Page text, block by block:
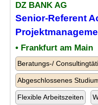
DZ BANK AG
Senior-Referent
• Frankfurt am Main
Beratungs-/
Abgeschlossenes
Flexible Arbeitszeiten